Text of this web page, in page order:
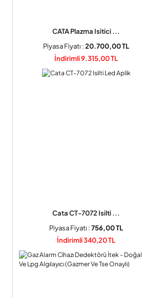
CATA Plazma Isitici ...
Piyasa Fiyatı :20.700,00 TL
İndirimli 9.315,00 TL
Cata CT-7072 Isilti ...
Piyasa Fiyatı :756,00 TL
İndirimli 340,20 TL